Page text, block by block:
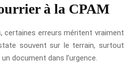
à la CPAM
certaines erreurs méritent vraiment
souvent sur le terrain, surtout
document dans l’urgence.